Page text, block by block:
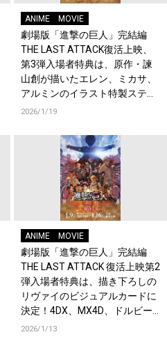
ANIME MOVIE
劇場版「進撃の巨人」完結編
THE LAST ATTACK復活上映、
第3弾入場者特典は、原作・諫
山創が描いたエレン、ミカサ、
アルミンのイラスト特製ステッ
カー (4カット) に決定！
2026/1/19
ANIME MOVIE
劇場版「進撃の巨人」完結編
THE LAST ATTACK 復活上映第2
弾入場者特典は、描き下ろしの
リヴァイのビジュアルカードに
決定！4DX、MX4D、ドルビー
アトモス版も上映決定！
2026/1/13